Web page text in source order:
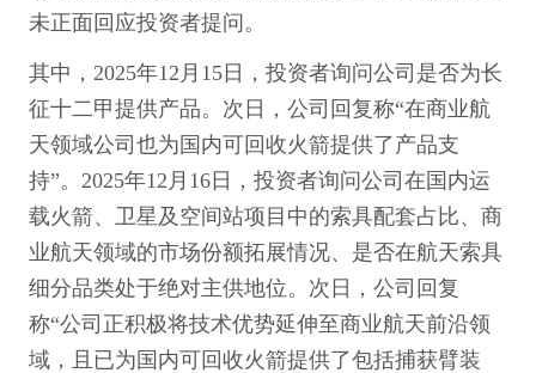
未正面回应投资者提问。
其中，2025年12月15日，投资者询问公司是否为长
征十二甲提供产品。次日，公司回复称“在商业航
天领域公司也为国内可回收火箭提供了产品支
持”。2025年12月16日，投资者询问公司在国内运
载火箭、卫星及空间站项目中的索具配套占比、商
业航天领域的市场份额拓展情况、是否在航天索具
细分品类处于绝对主供地位。次日，公司回复
称“公司正积极将技术优势延伸至商业航天前沿领
域，且已为国内可回收火箭提供了包括捕获臂装